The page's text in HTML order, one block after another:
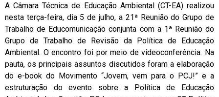
A Câmara Técnica de Educação Ambiental (CT-EA) realizou
nesta terça-feira, dia 5 de julho, a 21ª Reunião do Grupo de
Trabalho de Educomunicação conjunta com a 1ª Reunião do
Grupo de Trabalho de Revisão da Política de Educação
Ambiental. O encontro foi por meio de videoconferência. Na
pauta, os principais assuntos discutidos foram a elaboração
do e-book do Movimento “Jovem, vem para o PCJ!” e a
estruturação do evento sobre a Política de Educação